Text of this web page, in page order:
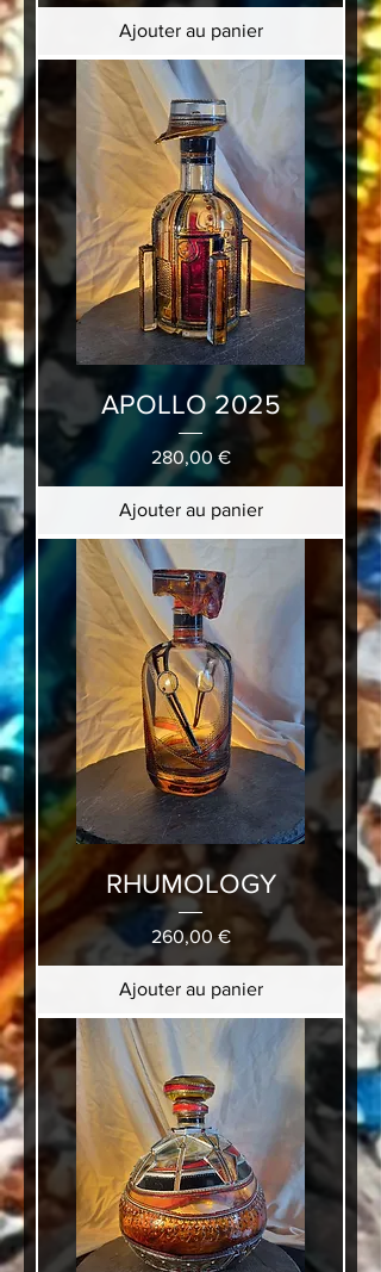
Ajouter au panier
APOLLO 2025
Prix
280,00 €
Ajouter au panier
RHUMOLOGY
Prix
260,00 €
Ajouter au panier